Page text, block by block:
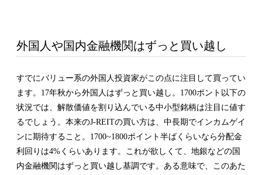
外国人や国内金融機関はずっと買い越し
すでにバリュー系の外国人投資家がこの点に注目して買ってい
ます。17年秋から外国人はずっと買い越し。1700ポント以下の
状況では、解散価値を割り込んでいる中小型銘柄は注目に値す
るでしょう。本来のJ-REITの買い方は、中長期でインカムゲイ
ンに期待すること。1700~1800ポイント半ばくらいなら分配金
利回りは4%くらいあります。これが欲しくて、地銀などの国
内金融機関はずっと買い越し基調です。ある意味で、このあた